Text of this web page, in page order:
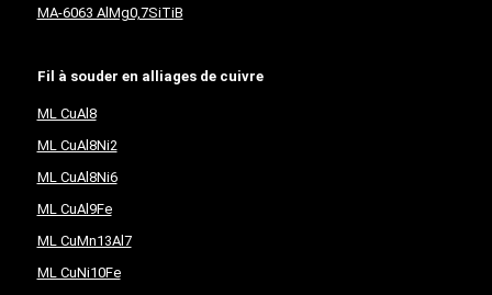
MA-6063 AlMg0,7SiTiB
Fil à souder en alliages de cuivre
ML CuAl8
ML CuAl8Ni2
ML CuAl8Ni6
ML CuAl9Fe
ML CuMn13Al7
ML CuNi10Fe